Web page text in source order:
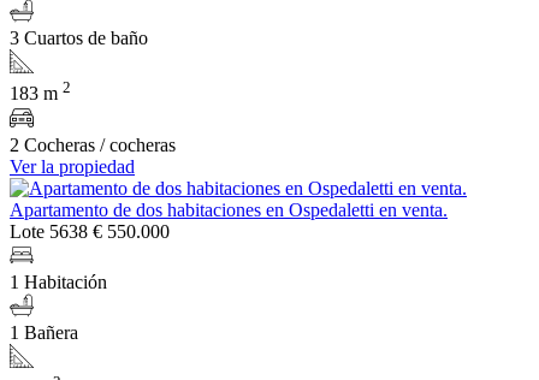
3 Cuartos de baño
183 m 2
2 Cocheras / cocheras
Ver la propiedad
Apartamento de dos habitaciones en Ospedaletti en venta.
Lote 5638 € 550.000
1 Habitación
1 Bañera